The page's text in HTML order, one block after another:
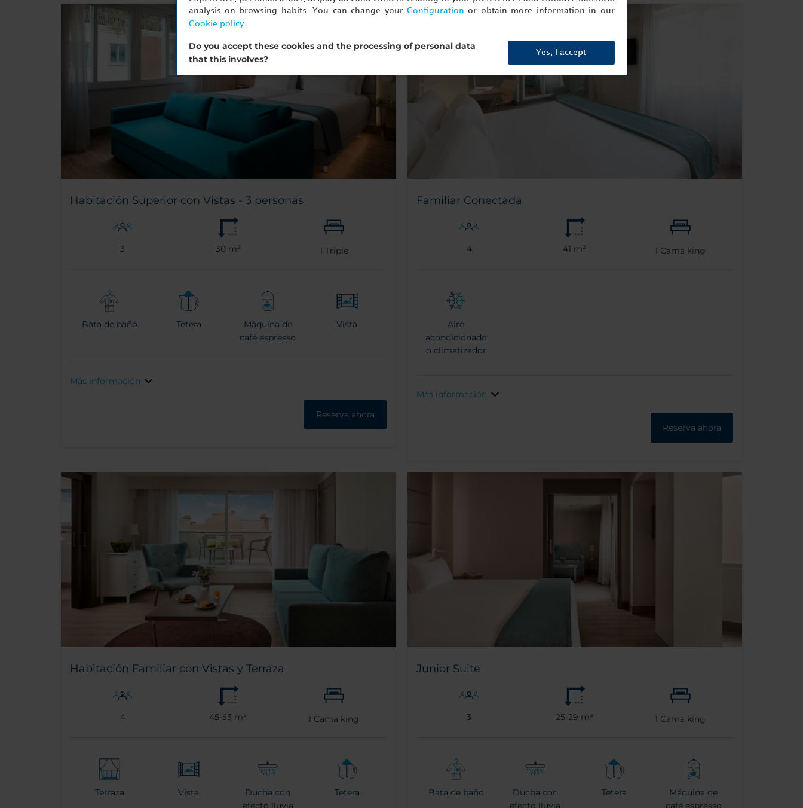
Habitación Superior con Vistas - 3 personas
3 30 m² 1 Triple
Bata de baño Tetera
Máquina de
café espresso
Vista
Más información
Reserva ahora
Familiar Conectada
4 41 m² 1 Cama king
Aire
acondicionado
o climatizador
Más información
Reserva ahora
Habitación Familiar con Vistas y Terraza
4 45-55 m² 1 Cama king
Terraza Vista
Ducha con
efecto lluvia
Tetera
Junior Suite
3 25-29 m² 1 Cama king
Bata de baño
Ducha con
efecto lluvia
Tetera
Máquina de
café espresso
analysis on browsing habits. You can change your Configuration or obtain more information in our
Cookie policy.
Do you accept these cookies and the processing of personal data
that this involves?
Yes, I accept